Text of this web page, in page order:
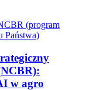
(program
Państwa)
w agro